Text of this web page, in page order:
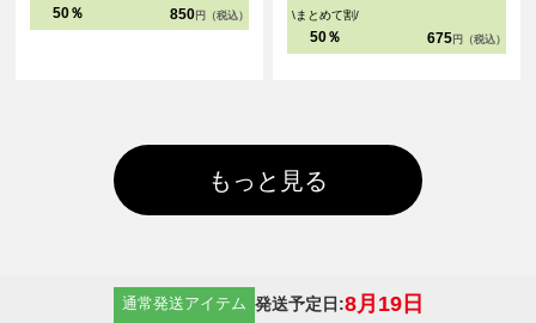
50％ 850 円（税込） \まとめて割/
50％ 675 円（税込）
もっと見る
通常発送アイテム 発送予定日:8月19日